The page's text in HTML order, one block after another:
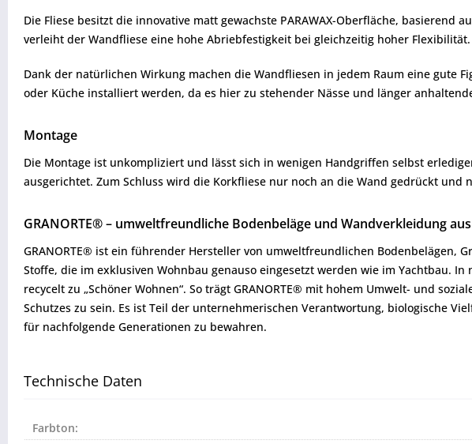
Die Fliese besitzt die innovative matt gewachste PARAWAX-Oberfläche,
verleiht der Wandfliese eine hohe Abriebfestigkeit bei gleichzeitig hoher
Dank der natürlichen Wirkung machen die Wandfliesen in jedem Raum eine gute
oder Küche installiert werden, da es hier zu stehender Nässe und länger
Montage
Die Montage ist unkompliziert und lässt sich in wenigen Handgriffen selbst
ausgerichtet. Zum Schluss wird die Korkfliese nur noch an die Wand gedrückt und
GRANORTE® – umweltfreundliche Bodenbeläge und Wandverkleidung
GRANORTE® ist ein führender Hersteller von umweltfreundlichen Bodenbelägen,
Stoffe, die im exklusiven Wohnbau genauso eingesetzt werden wie im Yachtbau.
recycelt zu „Schöner Wohnen“. So trägt GRANORTE® mit hohem Umwelt- und
Schutzes zu sein. Es ist Teil der unternehmerischen Verantwortung, biologische
für nachfolgende Generationen zu bewahren.
Technische Daten
Farbton: